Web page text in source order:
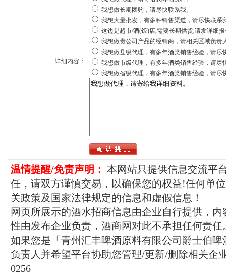
详细内容：
我想做长期团购，请尽快联系我。
我想大量批发，有多种销售渠道，请尽快联系
这边是超市/酒(饭)店,需要长期供货,请发详细
我想做贵公司产品的经销商，请相关区域负责
我想做县级代理，有多年酒类销售经验，请尽
我想做市级代理，有多年酒类销售经验，请尽
我想做省级代理，有多年酒类销售经验，请尽
温情提醒/免责声明： 本网站只提供信息交流平
任，请双方谨慎交易，以确保您的权益!任何单
关政策及国家法律规定的信息和虚假信息！
网页所展示的酒水招商信息由企业自行提供，
性由发布企业负责，酒商网对此不承担任何责任
如果您是「青州汇丰啤酒原料有限公司爵士伯
负责人并希望平台协助您管理/更新/删除相关企
0256